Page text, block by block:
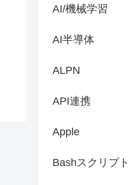
AI/機械学習
AI半導体
ALPN
API連携
Apple
Bashスクリプト